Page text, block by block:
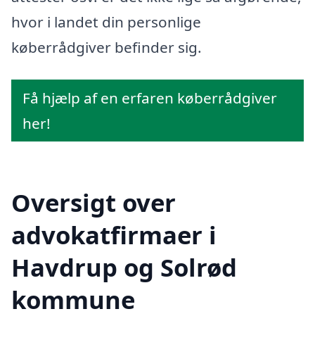
hvor i landet din personlige
køberrådgiver befinder sig.
Få hjælp af en erfaren køberrådgiver
her!
Oversigt over
advokatfirmaer i
Havdrup og Solrød
kommune